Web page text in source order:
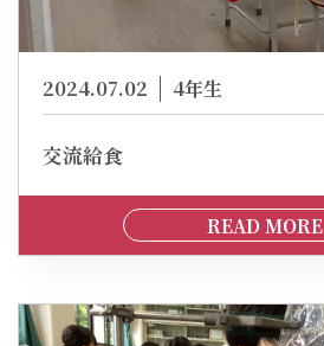
2024.07.02 4年生
交流給食
READ MORE